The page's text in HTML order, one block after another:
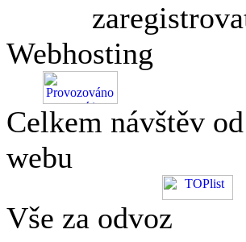
Webhosting
Celkem návštěv
webu
Vše za odvoz